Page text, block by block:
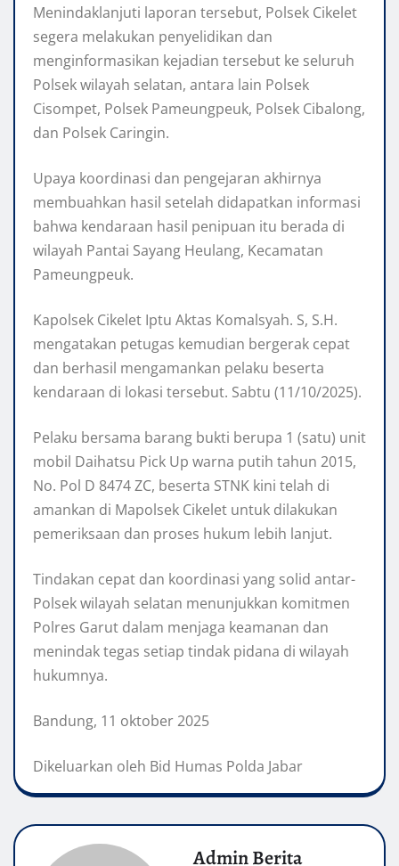
Menindaklanjuti laporan tersebut, Polsek Cikelet
segera melakukan penyelidikan dan
menginformasikan kejadian tersebut ke seluruh
Polsek wilayah selatan, antara lain Polsek
Cisompet, Polsek Pameungpeuk, Polsek Cibalong,
dan Polsek Caringin.
Upaya koordinasi dan pengejaran akhirnya
membuahkan hasil setelah didapatkan informasi
bahwa kendaraan hasil penipuan itu berada di
wilayah Pantai Sayang Heulang, Kecamatan
Pameungpeuk.
Kapolsek Cikelet Iptu Aktas Komalsyah. S, S.H.
mengatakan petugas kemudian bergerak cepat
dan berhasil mengamankan pelaku beserta
kendaraan di lokasi tersebut. Sabtu (11/10/2025).
Pelaku bersama barang bukti berupa 1 (satu) unit
mobil Daihatsu Pick Up warna putih tahun 2015,
No. Pol D 8474 ZC, beserta STNK kini telah di
amankan di Mapolsek Cikelet untuk dilakukan
pemeriksaan dan proses hukum lebih lanjut.
Tindakan cepat dan koordinasi yang solid antar-
Polsek wilayah selatan menunjukkan komitmen
Polres Garut dalam menjaga keamanan dan
menindak tegas setiap tindak pidana di wilayah
hukumnya.
Bandung, 11 oktober 2025
Dikeluarkan oleh Bid Humas Polda Jabar
Admin Berita